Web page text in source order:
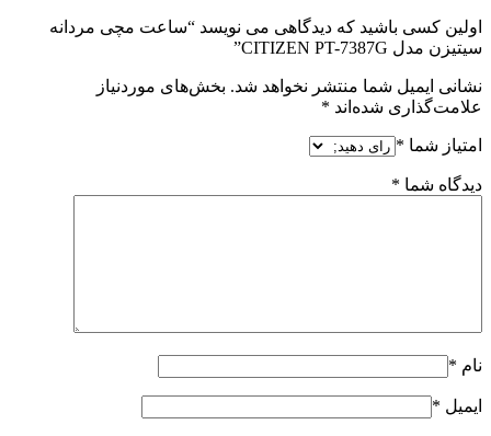
اولین کسی باشید که دیدگاهی می نویسد “ساعت مچی مردانه
سیتیزن مدل CITIZEN PT-7387G”
نشانی ایمیل شما منتشر نخواهد شد. بخش‌های موردنیاز
علامت‌گذاری شده‌اند *
امتیاز شما *
دیدگاه شما *
نام *
ایمیل *